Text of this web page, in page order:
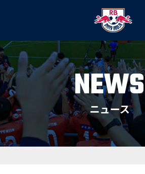
NEWS
ニュース